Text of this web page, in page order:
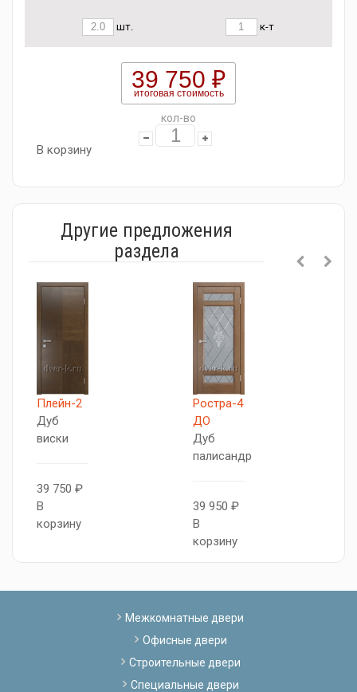
шт. к-т
39 750 ₽
итоговая стоимость
кол-во
В корзину
Другие предложения
раздела
Плейн-2
Дуб
виски
39 750 ₽
В
корзину
Ростра-4
ДО
Дуб
палисандр
39 950 ₽
В
корзину
Межкомнатные двери
Офисные двери
Строительные двери
Специальные двери